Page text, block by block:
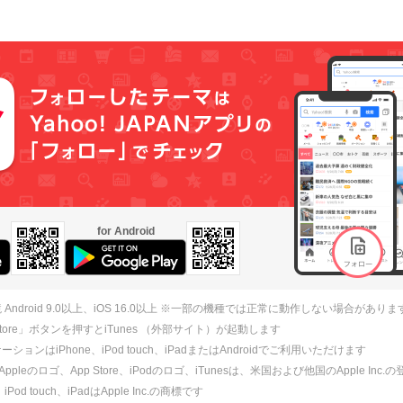
for Android
Android 9.0以上、iOS 16.0以上 ※一部の機種では正常に動作しない場合がありま
」ボタンを押すとiTunes （外部サイト）が起動します
ションはiPhone、iPod touch、iPadまたはAndroidでご利用いただけます
のロゴ、App Store、iPodのロゴ、iTunesは、米国および他国のApple Inc.の
iPod touch、iPadはApple Inc.の商標です